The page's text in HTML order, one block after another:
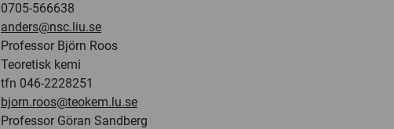
0705-566638
anders@nsc.liu.se
Professor Björn Roos
Teoretisk kemi
tfn 046-2228251
bjorn.roos@teokem.lu.se
Professor Göran Sandberg